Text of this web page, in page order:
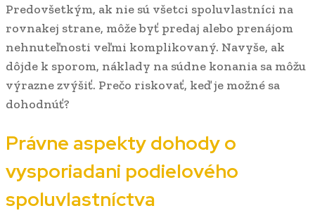
Predovšetkým, ak nie sú všetci spoluvlastníci na
rovnakej strane, môže byť predaj alebo prenájom
nehnuteľnosti veľmi komplikovaný. Navyše, ak
dôjde k sporom, náklady na súdne konania sa môžu
výrazne zvýšiť. Prečo riskovať, keď je možné sa
dohodnúť?
Právne aspekty dohody o
vysporiadani podielového
spoluvlastníctva